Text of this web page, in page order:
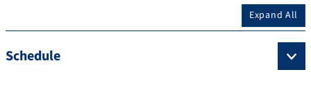
Expand All
Schedule